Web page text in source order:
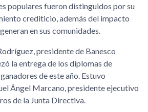
populares fueron distinguidos por su
crediticio, además del impacto
en sus comunidades.
presidente de Banesco
la entrega de los diplomas de
de este año. Estuvo
Ángel Marcano, presidente ejecutivo
de la Junta Directiva.